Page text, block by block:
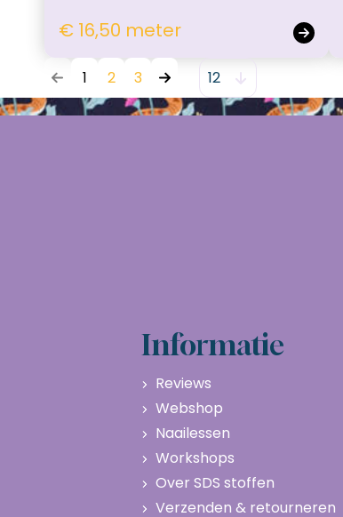
€ 16,50 meter
1 2 3
Informatie
Reviews
Webshop
Naailessen
Workshops
Over SDS stoffen
Verzenden & retourneren